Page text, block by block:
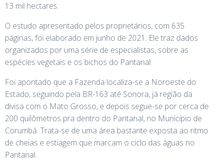
13 mil hectares.
O estudo apresentado pelos proprietários, com 635
páginas, foi elaborado em junho de 2021. Ele traz dados
organizados por uma série de especialistas, sobre as
espécies vegetais e os bichos do Pantanal.
Foi apontado que a Fazenda localiza-se a Noroeste do
Estado, seguindo pela BR-163 até Sonora, já região da
divisa com o Mato Grosso, e depois segue-se por cerca de
200 quilômetros pra dentro do Pantanal, no Município de
Corumbá. Trata-se de uma área bastante exposta ao ritmo
de cheias e estiagem que marcam o ciclo das águas no
Pantanal.